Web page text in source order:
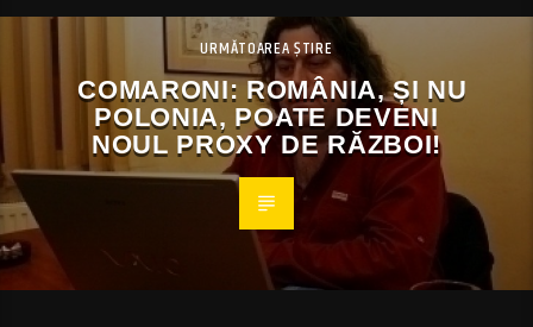
URMĂTOAREA ȘTIRE
COMARONI: ROMÂNIA, ȘI NU
POLONIA, POATE DEVENI
NOUL PROXY DE RĂZBOI!